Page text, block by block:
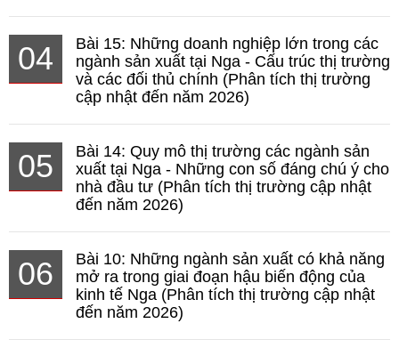
04
Bài 15: Những doanh nghiệp lớn trong các
ngành sản xuất tại Nga - Cấu trúc thị trường
và các đối thủ chính (Phân tích thị trường
cập nhật đến năm 2026)
05
Bài 14: Quy mô thị trường các ngành sản
xuất tại Nga - Những con số đáng chú ý cho
nhà đầu tư (Phân tích thị trường cập nhật
đến năm 2026)
06
Bài 10: Những ngành sản xuất có khả năng
mở ra trong giai đoạn hậu biến động của
kinh tế Nga (Phân tích thị trường cập nhật
đến năm 2026)